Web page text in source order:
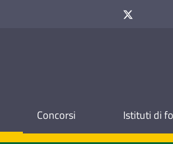
Concorsi Istituti di